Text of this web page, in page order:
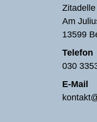
Am
13599
Telefon
030
E-Mail